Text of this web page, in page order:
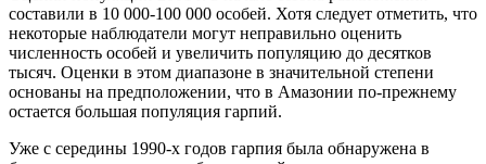
составили в 10 000-100 000 особей. Хотя следует отметить, что
некоторые наблюдатели могут неправильно оценить
численность особей и увеличить популяцию до десятков
тысяч. Оценки в этом диапазоне в значительной степени
основаны на предположении, что в Амазонии по-прежнему
остается большая популяция гарпий.
Уже с середины 1990-х годов гарпия была обнаружена в